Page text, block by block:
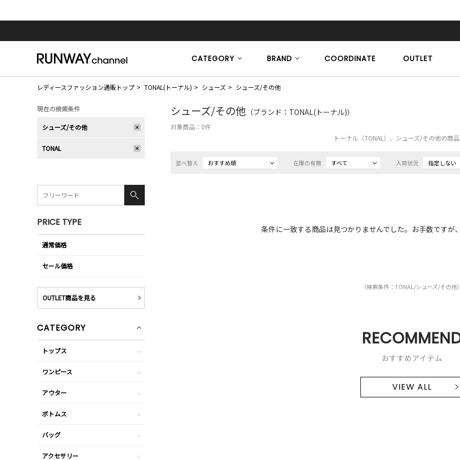
CATEGORY BRAND COORDINATE OUTLET
レディースファッション通販トップ TONAL(トーナル) シューズ シューズ/その他
シューズ/その他 （ブランド：TONAL(トーナル)）
対象商品： 0件
トーナル（TONAL）、シューズ/その他の商
並べ替え おすすめ順 在庫の有無 すべて 入荷状況 指定しない
条件に一致する商品は見つかりませんでした。お手数ですが
（検索条件：TONAL/シューズ/その他
おすすめアイテム
VIEW ALL
現在の検索条件
シューズ/その他
TONAL
PRICE TYPE
通常価格
セール価格
OUTLET商品を見る
CATEGORY
トップス
ワンピース
アウター
ボトムス
バッグ
アクセサリー